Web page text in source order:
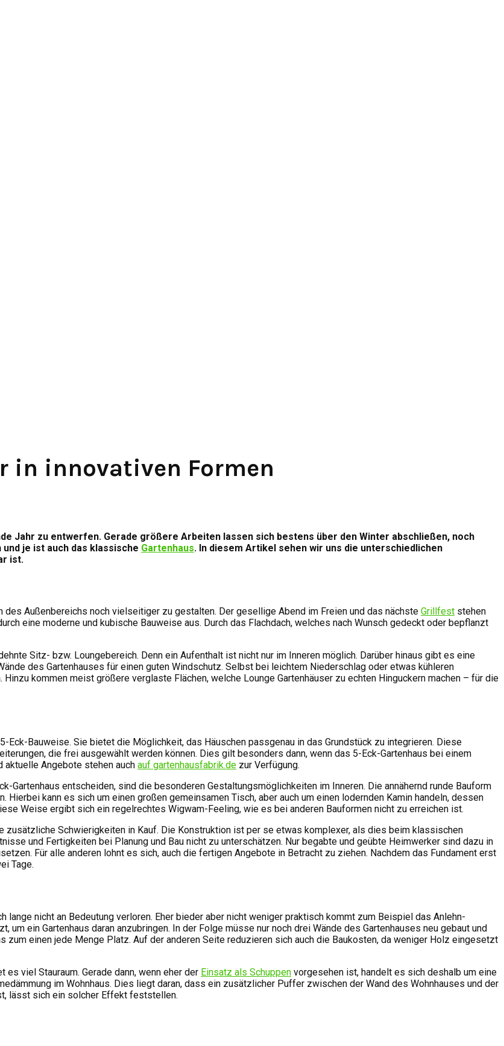
in innovativen Formen
Jahr zu entwerfen. Gerade größere Arbeiten lassen sich bestens über den Winter abschließen, noch
je ist auch das klassische Gartenhaus. In diesem Artikel sehen wir uns die unterschiedlichen
ist.
Außenbereichs noch vielseitiger zu gestalten. Der gesellige Abend im Freien und das nächste Grillfest stehen
eine moderne und kubische Bauweise aus. Durch das Flachdach, welches nach Wunsch gedeckt oder bepflanzt
Sitz- bzw. Loungebereich. Denn ein Aufenthalt ist nicht nur im Inneren möglich. Darüber hinaus gibt es eine
des Gartenhauses für einen guten Windschutz. Selbst bei leichtem Niederschlag oder etwas kühleren
kommen meist größere verglaste Flächen, welche Lounge Gartenhäuser zu echten Hinguckern machen – für die
Eck-Bauweise. Sie bietet die Möglichkeit, das Häuschen passgenau in das Grundstück zu integrieren. Diese
die frei ausgewählt werden können. Dies gilt besonders dann, wenn das 5-Eck-Gartenhaus bei einem
Angebote stehen auch auf gartenhausfabrik.de zur Verfügung.
Gartenhaus entscheiden, sind die besonderen Gestaltungsmöglichkeiten im Inneren. Die annähernd runde Bauform
kann es sich um einen großen gemeinsamen Tisch, aber auch um einen lodernden Kamin handeln, dessen
Weise ergibt sich ein regelrechtes Wigwam-Feeling, wie es bei anderen Bauformen nicht zu erreichen ist.
zusätzliche Schwierigkeiten in Kauf. Die Konstruktion ist per se etwas komplexer, als dies beim klassischen
und Fertigkeiten bei Planung und Bau nicht zu unterschätzen. Nur begabte und geübte Heimwerker sind dazu in
Für alle anderen lohnt es sich, auch die fertigen Angebote in Betracht zu ziehen. Nachdem das Fundament erst
Tage.
nicht an Bedeutung verloren. Eher bieder aber nicht weniger praktisch kommt zum Beispiel das Anlehn-
um ein Gartenhaus daran anzubringen. In der Folge müsse nur noch drei Wände des Gartenhauses neu gebaut und
einen jede Menge Platz. Auf der anderen Seite reduzieren sich auch die Baukosten, da weniger Holz eingesetzt
viel Stauraum. Gerade dann, wenn eher der Einsatz als Schuppen vorgesehen ist, handelt es sich deshalb um eine
im Wohnhaus. Dies liegt daran, dass ein zusätzlicher Puffer zwischen der Wand des Wohnhauses und der
lässt sich ein solcher Effekt feststellen.